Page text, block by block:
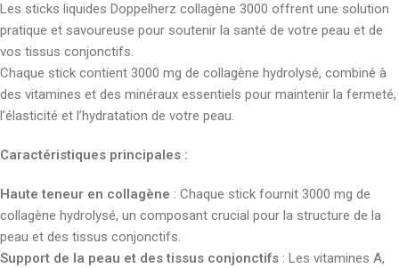
Les sticks liquides Doppelherz collagène 3000 offrent une solution
pratique et savoureuse pour soutenir la santé de votre peau et de
vos tissus conjonctifs.
Chaque stick contient 3000 mg de collagène hydrolysé, combiné à
des vitamines et des minéraux essentiels pour maintenir la fermeté,
l’élasticité et l’hydratation de votre peau.
Caractéristiques principales :
Haute teneur en collagène : Chaque stick fournit 3000 mg de
collagène hydrolysé, un composant crucial pour la structure de la
peau et des tissus conjonctifs.
Support de la peau et des tissus conjonctifs : Les vitamines A,